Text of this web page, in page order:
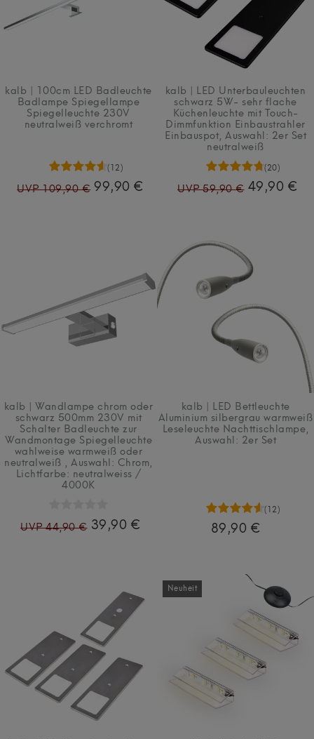
kalb | 100cm LED Badleuchte
Badlampe Spiegellampe
Spiegelleuchte 230V
neutralweiß verchromt
(12)
UVP 109,90 € 99,90 €
kalb | LED Unterbauleuchten
schwarz 5W- sehr flache
Küchenleuchte mit Touch-
Dimmfunktion Einbaustrahler
Einbauspot , Auswahl: 2er Set
neutralweiß
(20)
UVP 59,90 € 49,90 €
kalb | Wandlampe chrom oder
schwarz 500mm 230V mit
Schalter Badleuchte zur
Wandmontage Spiegelleuchte
wahlweise warmweiß oder
neutralweiß
, Auswahl: Chrom
Lichtfarbe: neutralweiss /
4000K
UVP 44,90 € 39,90 €
kalb | LED Bettleuchte
Aluminium silbergrau warmweiß
Leseleuchte Nachttischlampe
Auswahl: 2er Set
(12)
89,90 €
Neuheit